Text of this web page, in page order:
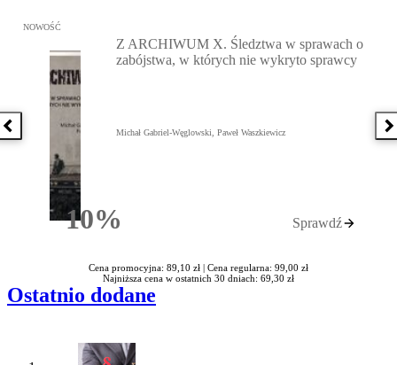
Poprzednia książka
Przejdź do: Z ARCHIWUM X. Śledztwa w sprawach o
NOWOŚĆ
10%Rabatu
Z ARCHIWUM X. Śledztwa w sprawach o
zabójstwa, w których nie wykryto sprawcy
Michał Gabriel-Węglowski, Paweł Waszkiewicz
Sprawdź
Cena promocyjna: 89,10 zł | Cena regularna: 99,00 zł
Najniższa cena w ostatnich 30 dniach: 69,30 zł
Ostatnio dodane